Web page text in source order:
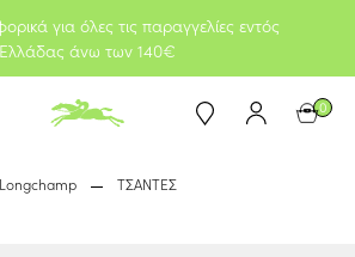
για όλες τις παραγγελίες εντός
Ελλάδας άνω των 140€
0
Longchamp ΤΣΑΝΤΕΣ